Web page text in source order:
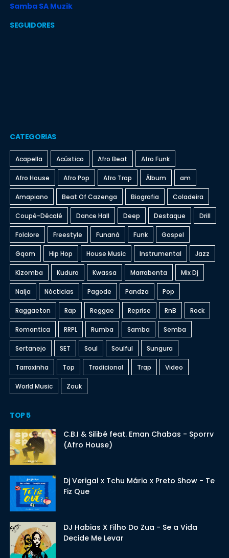
Samba SA Muzik
SEGUIDORES
CATEGORIAS
Acapella Acústico Afro Beat Afro Funk
Afro House Afro Pop Afro Trap Álbum am
Amapiano Beat Of Cazenga Biografia Coladeira
Coupé-Décalé Dance Hall Deep Destaque Drill
Folclore Freestyle Funaná Funk Gospel
Gqom Hip Hop House Music Instrumental Jazz
Kizomba Kuduro Kwassa Marrabenta Mix Dj
Naija Nócticias Pagode Pandza Pop
Raggaeton Rap Reggae Reprise RnB Rock
Romantica RRPL Rumba Samba Semba
Sertanejo SET Soul Soulful Sungura
Tarraxinha Top Tradicional Trap Video
World Music Zouk
TOP 5
C.B.I & Silibé feat. Eman Chabas - Sporrv
(Afro House)
Dj Verigal x Tchu Mário x Preto Show - Te
Fiz Que
DJ Habias X Filho Do Zua - Se a Vida
Decide Me Levar